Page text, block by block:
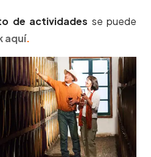
de actividades se puede
aquí.